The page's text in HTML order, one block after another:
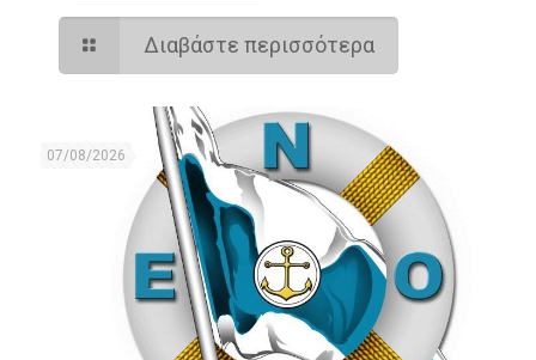
Διαβάστε περισσότερα
07/08/2026